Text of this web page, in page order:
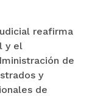
reafirma
y el
de
y
de